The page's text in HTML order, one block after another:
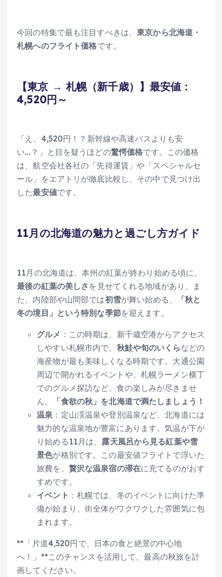
今回の特集で最も注目すべきは、東京から北海道・
札幌へのフライト価格です。
【東京 → 札幌（新千歳）】最安値：
4,520円～
「え、4,520円！？新幹線や高速バスよりも安
い…？」と目を疑うほどの驚愕価格です。この価格
は、航空会社各社の「先得運賃」や「スペシャルセ
ール」をエアトリが徹底比較し、その中で見つけ出
した最安値です。
11月の北海道の魅力と過ごし方ガイド
11月の北海道は、本州の紅葉が終わり始める頃に、
最後の紅葉の美しさ を見せてくれる地域があり、ま
た、内陸部や山間部では初雪が舞い始める、
「秋と
冬の境目」という特別な季節を迎えます。
グルメ ：この時期は、新千歳空港からアクセス
しやすい札幌市内で、 秋鮭や旬のいくら などの
海産物が最も美味しくなる時期です。大通公園
周辺で開かれるイベントや、札幌ラーメン横丁
でのグルメ探訪など、食の楽しみが尽きませ
ん。
「食欲の秋」を北海道で満たしましょう！
温泉 ：定山渓温泉や登別温泉など、北海道には
魅力的な温泉地が豊富にあります。気温が下が
り始める11月は、 露天風呂から見る紅葉や雪
景色が格別です。この最安値フライトで浮いた
旅費を、 贅沢な温泉宿の滞在に充てるのがおす
すめです。
イベント ：札幌では、冬のイベントに向けた準
備が始まり、街全体がワクワクした雰囲気に包
まれます。
**「片道4,520円で、日本の食と絶景の中心地
へ！」**このチャンスを活用して、最高の秋旅を計
画してください。